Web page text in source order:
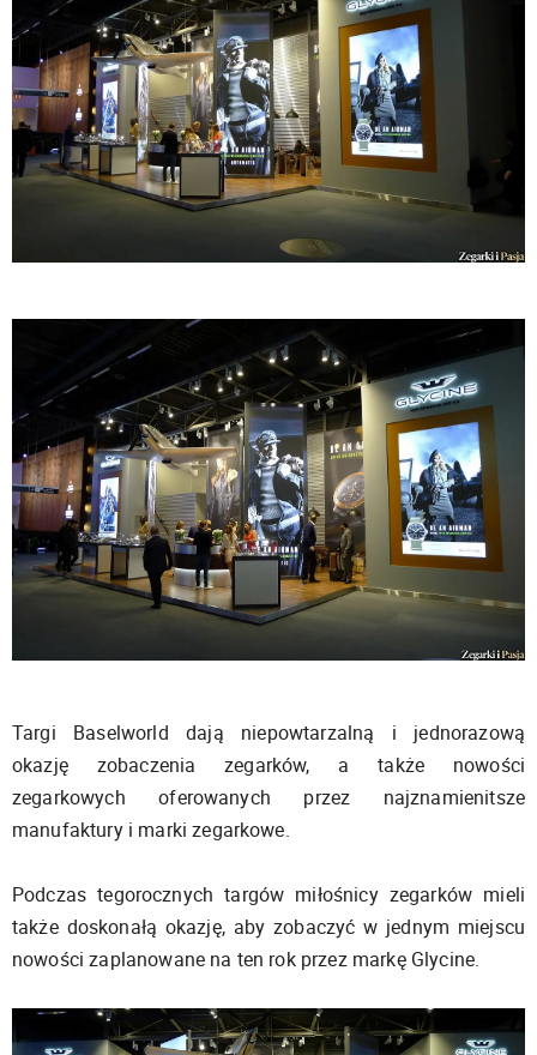
Targi Baselworld dają niepowtarzalną i jednorazową
okazję zobaczenia zegarków, a także nowości
zegarkowych oferowanych przez najznamienitsze
manufaktury i marki zegarkowe.
Podczas tegorocznych targów miłośnicy zegarków mieli
także doskonałą okazję, aby zobaczyć w jednym miejscu
nowości zaplanowane na ten rok przez markę Glycine.